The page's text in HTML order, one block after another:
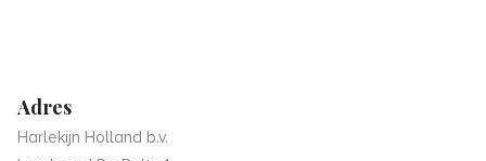
Adres
Harlekijn Holland b.v.